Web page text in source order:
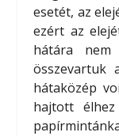
esetét, az
ezért az
hátára
összevartuk
hátaközép
hajtott